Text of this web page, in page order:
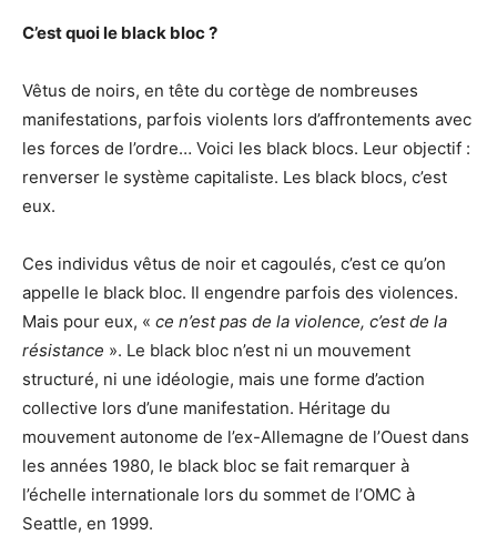
C’est quoi le black bloc ?
Vêtus de noirs, en tête du cortège de nombreuses
manifestations, parfois violents lors d’affrontements avec
les forces de l’ordre… Voici les black blocs. Leur objectif :
renverser le système capitaliste. Les black blocs, c’est
eux.
Ces individus vêtus de noir et cagoulés, c’est ce qu’on
appelle le black bloc. Il engendre parfois des violences.
Mais pour eux, « ce n’est pas de la violence, c’est de la
résistance ». Le black bloc n’est ni un mouvement
structuré, ni une idéologie, mais une forme d’action
collective lors d’une manifestation. Héritage du
mouvement autonome de l’ex-Allemagne de l’Ouest dans
les années 1980, le black bloc se fait remarquer à
l’échelle internationale lors du sommet de l’OMC à
Seattle, en 1999.